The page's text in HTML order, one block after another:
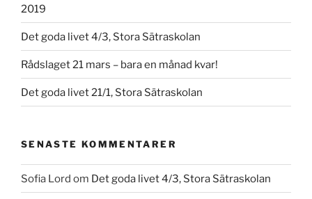
2019
Det goda livet 4/3, Stora Sätraskolan
Rådslaget 21 mars – bara en månad kvar!
Det goda livet 21/1, Stora Sätraskolan
SENASTE KOMMENTARER
Sofia Lord om Det goda livet 4/3, Stora Sätraskolan